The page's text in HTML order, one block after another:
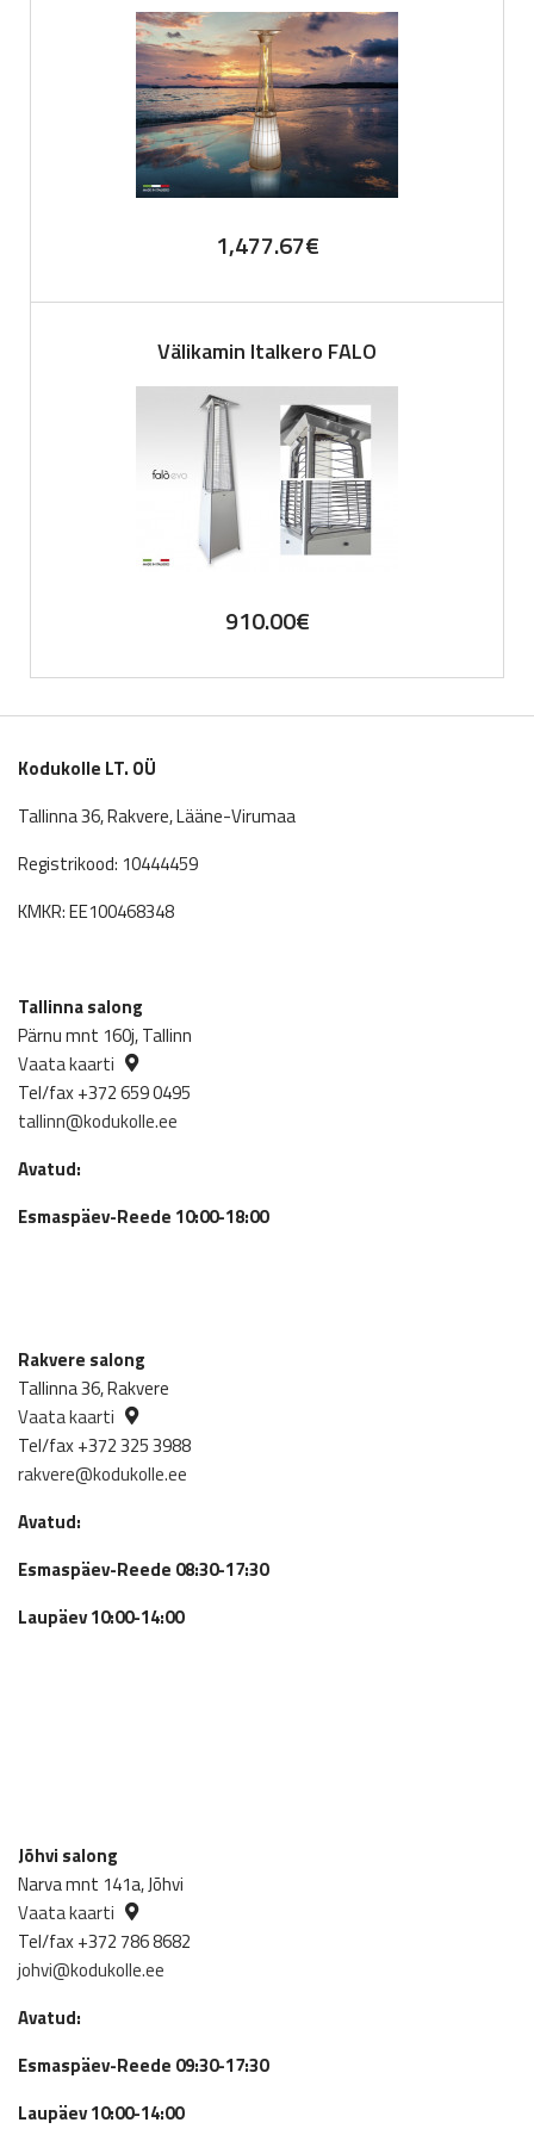
1,477.67€
Välikamin Italkero FALO
910.00€
Kodukolle LT. OÜ
Tallinna 36, Rakvere, Lääne-Virumaa
Registrikood: 10444459
KMKR: EE100468348
Tallinna salong
Pärnu mnt 160j, Tallinn
Vaata kaarti
Tel/fax +372 659 0495
tallinn@kodukolle.ee
Avatud:
Esmaspäev-Reede 10:00-18:00
Rakvere salong
Tallinna 36, Rakvere
Vaata kaarti
Tel/fax +372 325 3988
rakvere@kodukolle.ee
Avatud:
Esmaspäev-Reede 08:30-17:30
Laupäev 10:00-14:00
Jõhvi salong
Narva mnt 141a, Jõhvi
Vaata kaarti
Tel/fax +372 786 8682
johvi@kodukolle.ee
Avatud:
Esmaspäev-Reede 09:30-17:30
Laupäev 10:00-14:00